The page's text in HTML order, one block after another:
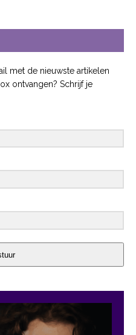
met de nieuwste artikelen
ontvangen? Schrijf je